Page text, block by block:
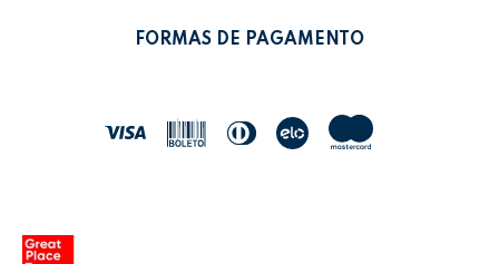
POLÍTICA DE TROCAS
FORMAS DE PAGAMENTO